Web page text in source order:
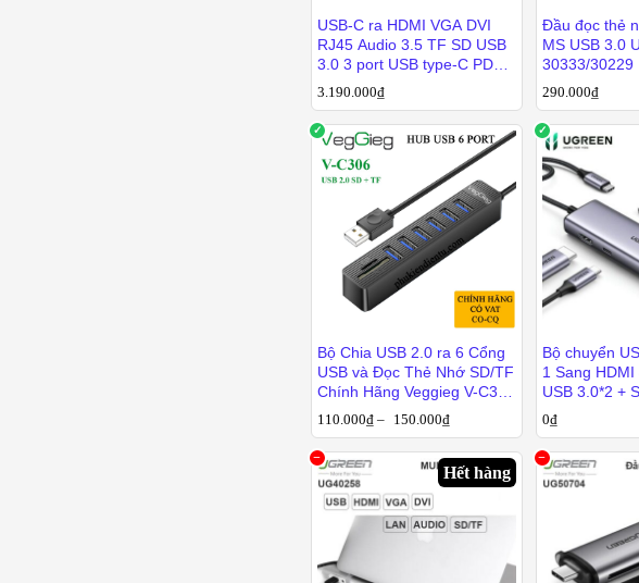
USB-C ra HDMI VGA DVI
RJ45 Audio 3.5 TF SD USB
3.0 3 port USB type-C PD
Ugreen 40373
3.190.000₫
3.190.000₫
Đầu đọc thẻ
MS USB 3.0
30333/30229
290.000₫
290.000₫
Bộ Chia USB 2.0 ra 6 Cổng
USB và Đọc Thẻ Nhớ SD/TF
Chính Hãng Veggieg V-C306
– Hub USB 8 trong 1
110.000₫– 150.000₫
110.000 150.000₫
Bộ chuyển
1 Sang
USB 3.0*2 +
100W Ugreen
0₫
0₫
Hết hàng